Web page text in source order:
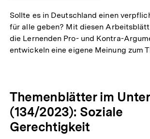
Sollte es in Deutschland einen
für alle geben? Mit diesen
die Lernenden Pro- und Kontra-
entwickeln eine eigene Meinung zum
Themenblätter im
(134/2023): Soziale
Gerechtigkeit